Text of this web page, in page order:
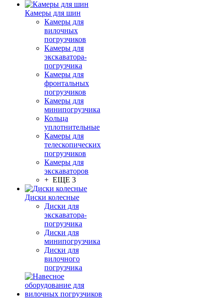
Камеры для шин
Камеры для
вилочных
погрузчиков
Камеры для
экскаватора-
погрузчика
Камеры для
фронтальных
погрузчиков
Камеры для
минипогрузчика
Кольца
уплотнительные
Камеры для
телескопических
погрузчиков
Камеры для
экскаваторов
+ ЕЩЕ 3
Диски колесные
Диски для
экскаватора-
погрузчика
Диски для
минипогрузчика
Диски для
вилочного
погрузчика